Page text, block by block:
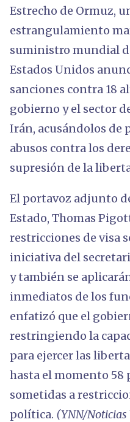
Estrecho de Ormuz,
estrangulamiento
suministro mundial
Estados Unidos
sanciones contra 18
gobierno y el sector
Irán, acusándolos de
abusos contra los
supresión de la
El portavoz adjunto
Estado, Thomas
restricciones de visa
iniciativa del
y también se
inmediatos de los
enfatizó que el
restringiendo la
para ejercer las
hasta el momento 58
sometidas a
política. (YNN/Noticias